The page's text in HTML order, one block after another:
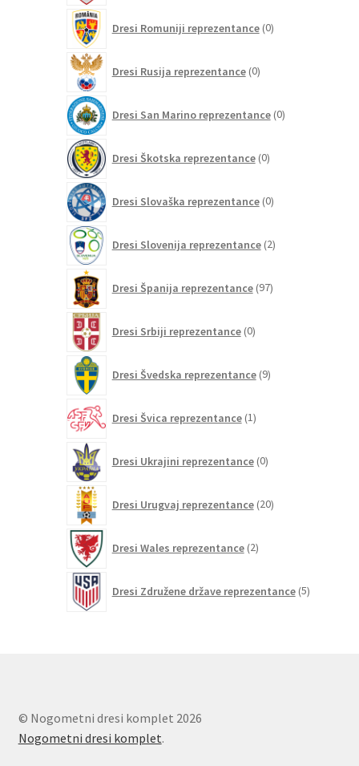
Dresi Romuniji reprezentance 0izdelkov
Dresi Rusija reprezentance 0izdelkov
Dresi San Marino reprezentance 0izdelkov
Dresi Škotska reprezentance 0izdelkov
Dresi Slovaška reprezentance 0izdelkov
Dresi Slovenija reprezentance 2izdelka
Dresi Španija reprezentance 97izdelkov
Dresi Srbiji reprezentance 0izdelkov
Dresi Švedska reprezentance 9izdelkov
Dresi Švica reprezentance 1izdelek
Dresi Ukrajini reprezentance 0izdelkov
Dresi Urugvaj reprezentance 20izdelkov
Dresi Wales reprezentance 2izdelka
Dresi Združene države reprezentance 5izdelkov
© Nogometni dresi komplet 2026
Nogometni dresi komplet.